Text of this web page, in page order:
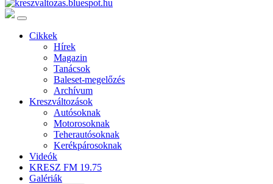
Cikkek
Hírek
Magazin
Tanácsok
Baleset-megelőzés
Archívum
Kreszváltozások
Autósoknak
Motorosoknak
Teherautósoknak
Kerékpárosoknak
Videók
KRESZ FM 19.75
Galériák